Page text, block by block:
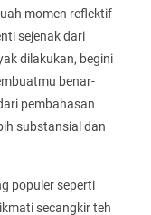
momen reflektif
sejenak dari
dilakukan, begini
benar-
pembahasan
substansial dan
populer seperti
secangkir teh